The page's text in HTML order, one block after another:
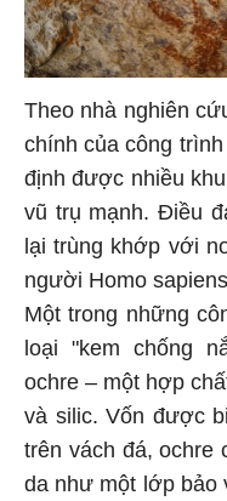
Theo nhà nghiên
chính của công
định được nhiều
vũ trụ mạnh. Điều
lại trùng khớp với
người Homo
Một trong những
loại "kem chống
ochre – một hợp
và silic. Vốn được
trên vách đá, ochre
da như một lớp bảo